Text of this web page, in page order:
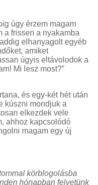
úgy érzem magam
a frissen a nyakamba
elhanyagolt egyéb
amiket
úgyis eltávolodok a
Mi lesz most?”
és egy-két hét után
kúszni mondjuk a
elkezdek vele
ahhoz kapcsolódó
magam egy új
körblogolásba
hónapban felvetünk